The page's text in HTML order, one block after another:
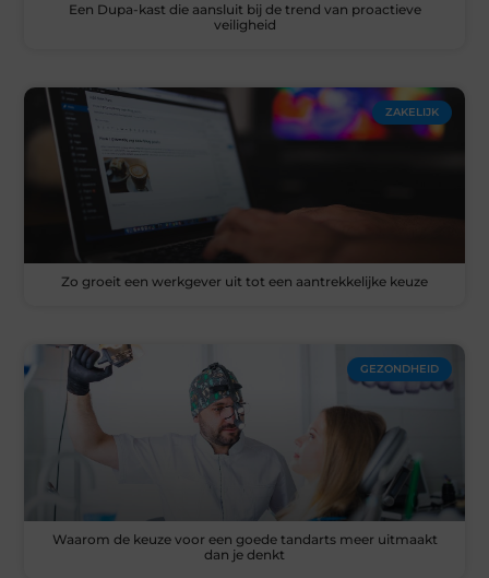
Een Dupa-kast die aansluit bij de trend van proactieve
veiligheid
ZAKELIJK
Zo groeit een werkgever uit tot een aantrekkelijke keuze
GEZONDHEID
Waarom de keuze voor een goede tandarts meer uitmaakt
dan je denkt